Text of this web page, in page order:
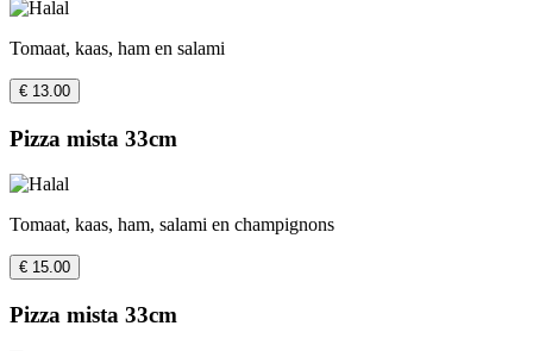
Tomaat, kaas, ham en salami
€ 13.00
Pizza mista 33cm
Tomaat, kaas, ham, salami en champignons
€ 15.00
Pizza mista 33cm